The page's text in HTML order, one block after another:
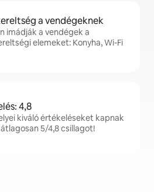
a vendégeknek
imádják a vendégek a
elemeket: Konyha, Wi-Fi
4,8
kiváló értékeléseket kapnak
5/4,8 csillagot!